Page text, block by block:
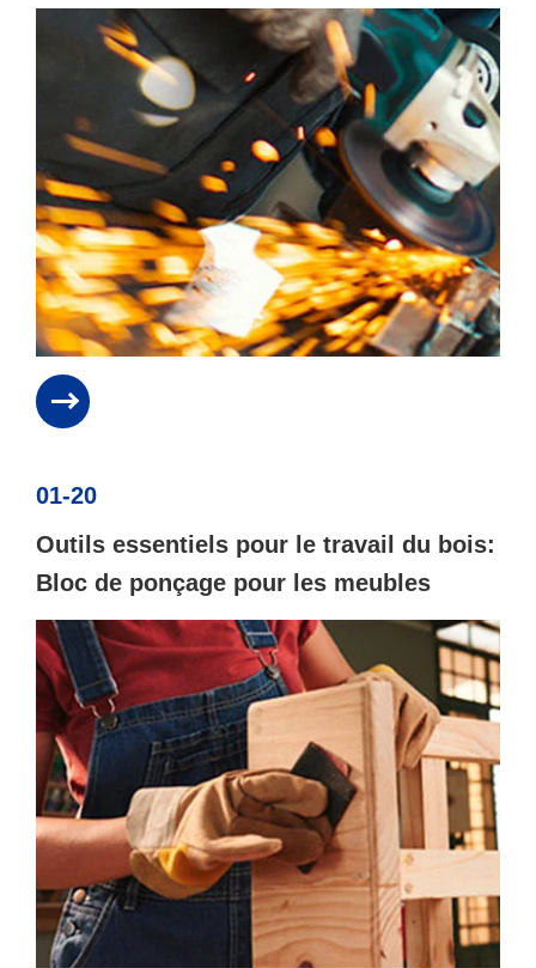
01-20
Outils essentiels pour le travail du bois:
Bloc de ponçage pour les meubles